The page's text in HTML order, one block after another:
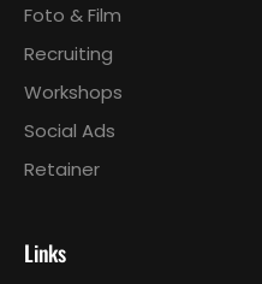
Foto & Film
Recruiting
Workshops
Social Ads
Retainer
Links